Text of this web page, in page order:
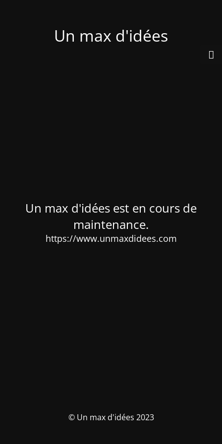
Un max d'idées
Un max d'idées est en cours de
maintenance.
https://www.unmaxdidees.com
© Un max d'idées 2023